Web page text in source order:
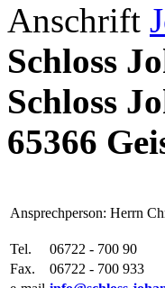
Anschrift
Schloss
Schloss
65366
Ansprechperson: Herrn
Tel.
06722 - 700 90
Fax.
06722 - 700 933